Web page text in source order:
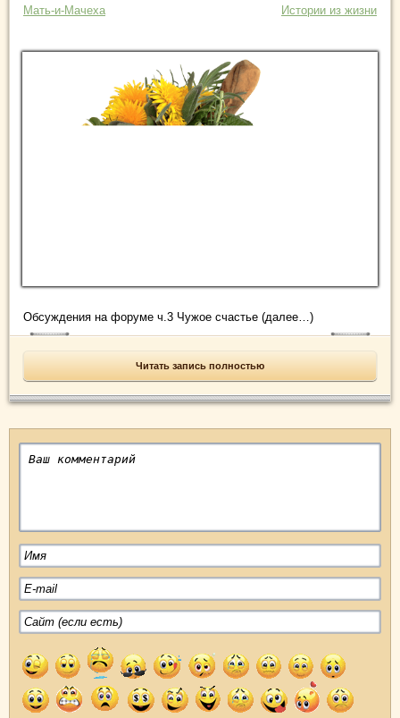
Мать-и-Мачеха Истории из жизни
Обсуждения на форуме ч.3 Чужое счастье (далее…)
Читать запись полностью